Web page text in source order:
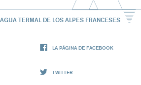
TERMAL DE LOS ALPES FRANCESES
LA PÁGINA DE FACEBOOK
TWITTER